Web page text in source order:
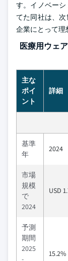
す。イノベー
てた同社は、
企業にとって理
医療用ウェ
主な
ポイ
ント
詳細
基準
年
2024
市場
規模
で
2024
USD
予測
期間
2025
-
15.2%